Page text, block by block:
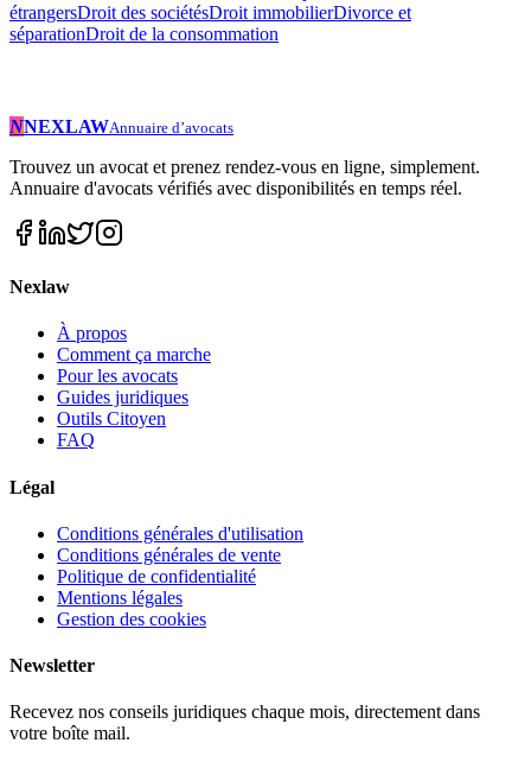
étrangersDroit des sociétésDroit immobilierDivorce et
séparationDroit de la consommation
NNEXLAWAnnuaire d’avocats
Trouvez un avocat et prenez rendez-vous en ligne, simplement.
Annuaire d'avocats vérifiés avec disponibilités en temps réel.
Nexlaw
À propos
Comment ça marche
Pour les avocats
Guides juridiques
Outils Citoyen
FAQ
Légal
Conditions générales d'utilisation
Conditions générales de vente
Politique de confidentialité
Mentions légales
Gestion des cookies
Newsletter
Recevez nos conseils juridiques chaque mois, directement dans
votre boîte mail.